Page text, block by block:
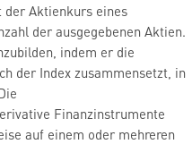
Aktienkurs eines
der ausgegebenen Aktien.
indem er die
der Index zusammensetzt, in
Finanzinstrumente
auf einem oder mehreren